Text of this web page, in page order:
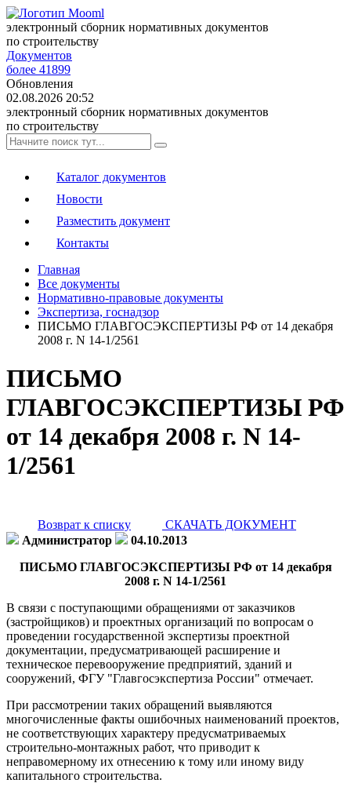
электронный сборник нормативных документов
по строительству
Документов
более 41899
Обновления
02.08.2026 20:52
электронный сборник нормативных документов
по строительству
Каталог документов
Новости
Разместить документ
Контакты
Главная
Все документы
Нормативно-правовые документы
Экспертиза, госнадзор
ПИСЬМО ГЛАВГОСЭКСПЕРТИЗЫ РФ от 14 декабря
2008 г. N 14-1/2561
ПИСЬМО
ГЛАВГОСЭКСПЕРТИЗЫ РФ
от 14 декабря 2008 г. N 14-
1/2561
Возврат к списку
СКАЧАТЬ ДОКУМЕНТ
Администратор
04.10.2013
ПИСЬМО ГЛАВГОСЭКСПЕРТИЗЫ РФ от 14 декабря
2008 г. N 14-1/2561
В связи с поступающими обращениями от заказчиков
(застройщиков) и проектных организаций по вопросам о
проведении государственной экспертизы проектной
документации, предусматривающей расширение и
техническое перевооружение предприятий, зданий и
сооружений, ФГУ "Главгосэкспертиза России" отмечает.
При рассмотрении таких обращений выявляются
многочисленные факты ошибочных наименований проектов,
не соответствующих характеру предусматриваемых
строительно-монтажных работ, что приводит к
неправомерному их отнесению к тому или иному виду
капитального строительства.